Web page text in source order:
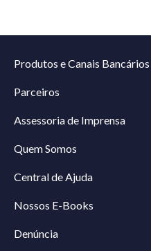
Produtos e Canais Bancários
Parceiros
Assessoria de Imprensa
Quem Somos
Central de Ajuda
Nossos E-Books
Denúncia